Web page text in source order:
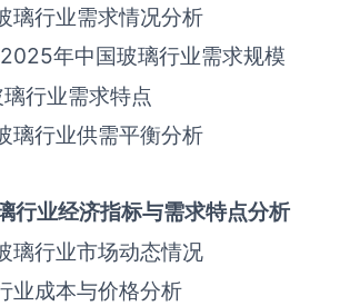
璃‌‌‌‌‌‌‌‌‌‌‌‌‌行业需求情况分析
年中国‌‌‌‌玻璃‌‌‌‌‌‌‌‌‌‌‌‌‌行业需求规模
行业需求特点
璃‌‌‌‌‌‌‌‌‌‌‌‌‌行业供需平衡分析
行业经济指标与需求特点分析
璃‌‌‌‌‌‌‌‌‌‌‌‌‌行业市场动态情况
业成本与价格分析